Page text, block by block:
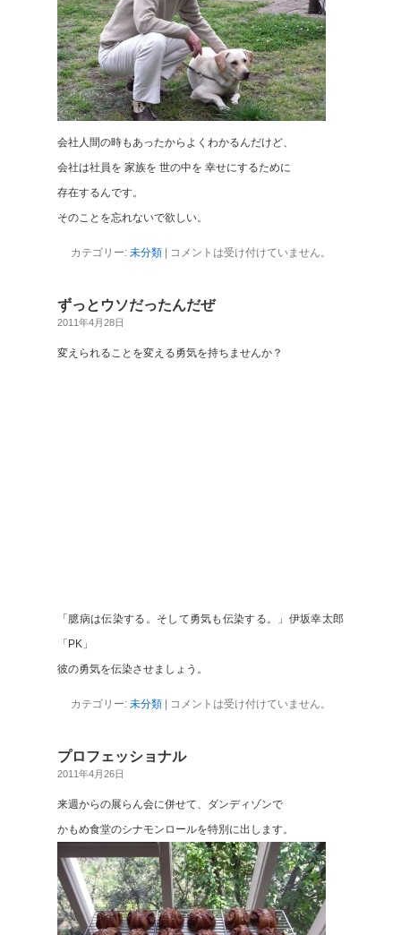
会社人間の時もあったからよくわかるんだけど、
会社は社員を 家族を 世の中を 幸せにするために
存在するんです。
そのことを忘れないで欲しい。
カテゴリー: 未分類| コメントは受け付けていません。
ずっとウソだったんだぜ
2011年4月28日
変えられることを変える勇気を持ちませんか？
「臆病は伝染する。そして勇気も伝染する。」伊坂幸太郎
「PK」
彼の勇気を伝染させましょう。
カテゴリー: 未分類| コメントは受け付けていません。
プロフェッショナル
2011年4月26日
来週からの展らん会に併せて、ダンディゾンで
かもめ食堂のシナモンロールを特別に出します。